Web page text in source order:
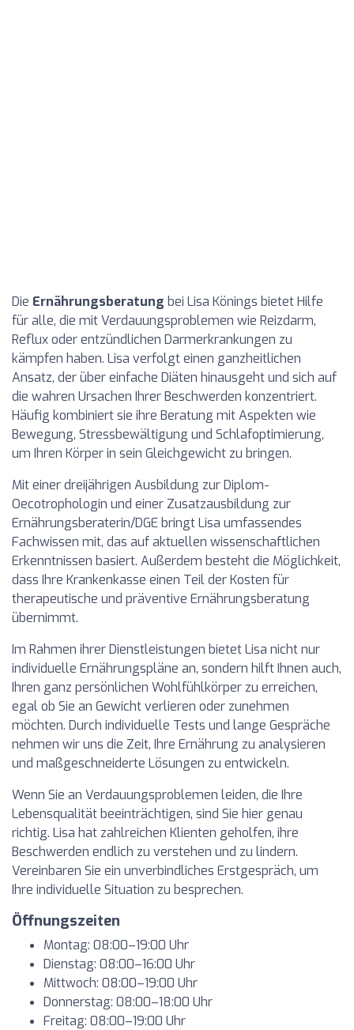
Die Ernährungsberatung bei Lisa Könings bietet Hilfe
für alle, die mit Verdauungsproblemen wie Reizdarm,
Reflux oder entzündlichen Darmerkrankungen zu
kämpfen haben. Lisa verfolgt einen ganzheitlichen
Ansatz, der über einfache Diäten hinausgeht und sich auf
die wahren Ursachen Ihrer Beschwerden konzentriert.
Häufig kombiniert sie ihre Beratung mit Aspekten wie
Bewegung, Stressbewältigung und Schlafoptimierung,
um Ihren Körper in sein Gleichgewicht zu bringen.
Mit einer dreijährigen Ausbildung zur Diplom-
Oecotrophologin und einer Zusatzausbildung zur
Ernährungsberaterin/DGE bringt Lisa umfassendes
Fachwissen mit, das auf aktuellen wissenschaftlichen
Erkenntnissen basiert. Außerdem besteht die Möglichkeit,
dass Ihre Krankenkasse einen Teil der Kosten für
therapeutische und präventive Ernährungsberatung
übernimmt.
Im Rahmen ihrer Dienstleistungen bietet Lisa nicht nur
individuelle Ernährungspläne an, sondern hilft Ihnen auch,
Ihren ganz persönlichen Wohlfühlkörper zu erreichen,
egal ob Sie an Gewicht verlieren oder zunehmen
möchten. Durch individuelle Tests und lange Gespräche
nehmen wir uns die Zeit, Ihre Ernährung zu analysieren
und maßgeschneiderte Lösungen zu entwickeln.
Wenn Sie an Verdauungsproblemen leiden, die Ihre
Lebensqualität beeinträchtigen, sind Sie hier genau
richtig. Lisa hat zahlreichen Klienten geholfen, ihre
Beschwerden endlich zu verstehen und zu lindern.
Vereinbaren Sie ein unverbindliches Erstgespräch, um
Ihre individuelle Situation zu besprechen.
Öffnungszeiten
Montag: 08:00–19:00 Uhr
Dienstag: 08:00–16:00 Uhr
Mittwoch: 08:00–19:00 Uhr
Donnerstag: 08:00–18:00 Uhr
Freitag: 08:00–19:00 Uhr